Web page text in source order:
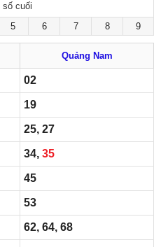
số cuối
5 6 7 8 9
Quảng Nam
02
19
25, 27
34, 35
45
53
62, 64, 68